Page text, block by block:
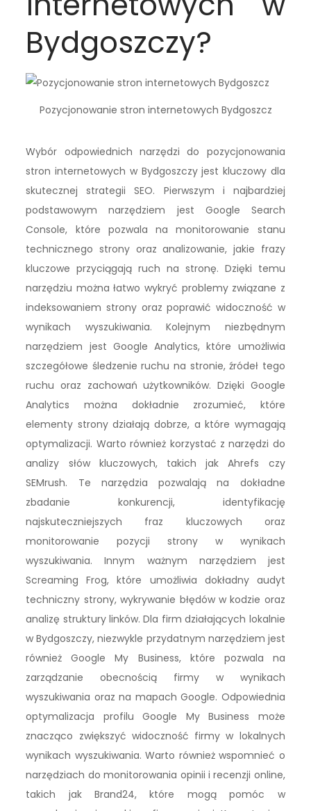
Bydgoszczy?
Pozycjonowanie stron internetowych Bydgoszcz
Wybór odpowiednich narzędzi do pozycjonowania
stron internetowych w Bydgoszczy jest kluczowy dla
skutecznej strategii SEO. Pierwszym i najbardziej
podstawowym narzędziem jest Google Search
Console, które pozwala na monitorowanie stanu
technicznego strony oraz analizowanie, jakie frazy
kluczowe przyciągają ruch na stronę. Dzięki temu
narzędziu można łatwo wykryć problemy związane z
indeksowaniem strony oraz poprawić widoczność w
wynikach wyszukiwania. Kolejnym niezbędnym
narzędziem jest Google Analytics, które umożliwia
szczegółowe śledzenie ruchu na stronie, źródeł tego
ruchu oraz zachowań użytkowników. Dzięki Google
Analytics można dokładnie zrozumieć, które
elementy strony działają dobrze, a które wymagają
optymalizacji. Warto również korzystać z narzędzi do
analizy słów kluczowych, takich jak Ahrefs czy
SEMrush. Te narzędzia pozwalają na dokładne
zbadanie konkurencji, identyfikację
najskuteczniejszych fraz kluczowych oraz
monitorowanie pozycji strony w wynikach
wyszukiwania. Innym ważnym narzędziem jest
Screaming Frog, które umożliwia dokładny audyt
techniczny strony, wykrywanie błędów w kodzie oraz
analizę struktury linków. Dla firm działających lokalnie
w Bydgoszczy, niezwykle przydatnym narzędziem jest
również Google My Business, które pozwala na
zarządzanie obecnością firmy w wynikach
wyszukiwania oraz na mapach Google. Odpowiednia
optymalizacja profilu Google My Business może
znacząco zwiększyć widoczność firmy w lokalnych
wynikach wyszukiwania. Warto również wspomnieć o
narzędziach do monitorowania opinii i recenzji online,
takich jak Brand24, które mogą pomóc w